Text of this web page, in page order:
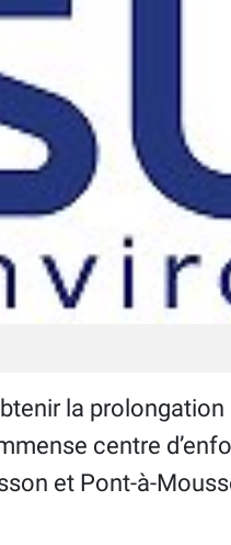
la prolongation
centre
et Pont-à-